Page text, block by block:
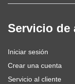
Servicio de
Iniciar sesión
Crear una cuenta
Servicio al cliente